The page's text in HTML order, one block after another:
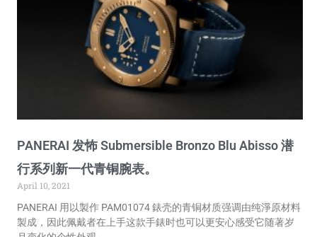
PANERAI 发怖 Submersible Bronzo Blu Abisso 潜
行系列新一代青铜腕表。
April 10, 2021
PANERAI 用以製作 PAM01074 錶壳的青铜材质强调由纯淨原材料
製成，因此佩戴者在上手这款手錶时也可以更安心感受它随著岁